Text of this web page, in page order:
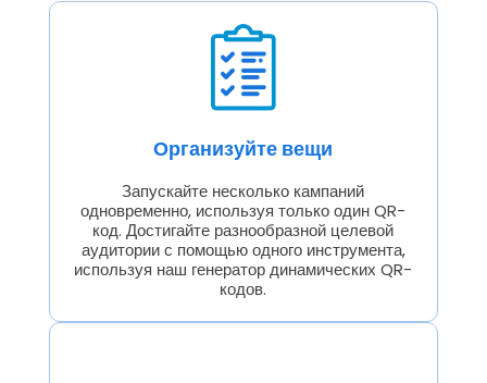
Организуйте вещи
Запускайте несколько кампаний
одновременно, используя только один QR-
код. Достигайте разнообразной целевой
аудитории с помощью одного инструмента,
используя наш генератор динамических QR-
кодов.